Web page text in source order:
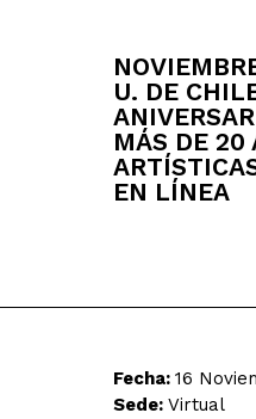
U. DE
MÁS DE 20
EN LÍNEA
Fecha: 16
Sede: Virtual